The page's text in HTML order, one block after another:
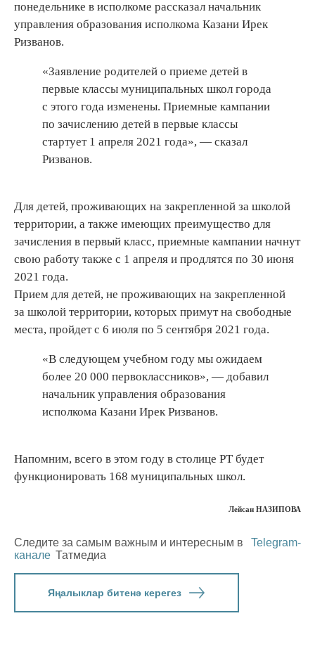
понедельнике в исполкоме рассказал начальник
управления образования исполкома Казани Ирек
Ризванов.
«Заявление родителей о приеме детей в
первые классы муниципальных школ города
с этого года изменены. Приемные кампании
по зачислению детей в первые классы
стартует 1 апреля 2021 года», — сказал
Ризванов.
Для детей, проживающих на закрепленной за школой
территории, а также имеющих преимущество для
зачисления в первый класс, приемные кампании начнут
свою работу также с 1 апреля и продлятся по 30 июня
2021 года.
Прием для детей, не проживающих на закрепленной
за школой территории, которых примут на свободные
места, пройдет с 6 июля по 5 сентября 2021 года.
«В следующем учебном году мы ожидаем
более 20 000 первоклассников», — добавил
начальник управления образования
исполкома Казани Ирек Ризванов.
Напомним, всего в этом году в столице РТ будет
функционировать 168 муниципальных школ.
Лейсан НАЗИПОВА
Следите за самым важным и интересным в
Telegram-
канале Татмедиа
Яңалыклар битенә керегез